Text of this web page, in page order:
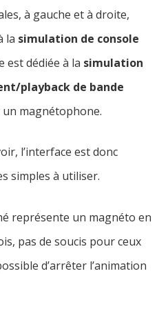
à gauche et à droite,
la simulation de console
est dédiée à la simulation
playback de bande
magnétophone.
l’interface est donc
simples à utiliser.
représente un magnéto en
pas de soucis pour ceux
d’arrêter l’animation